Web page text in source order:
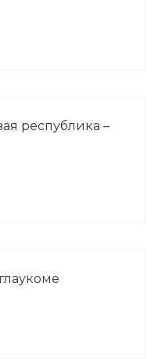
республика –